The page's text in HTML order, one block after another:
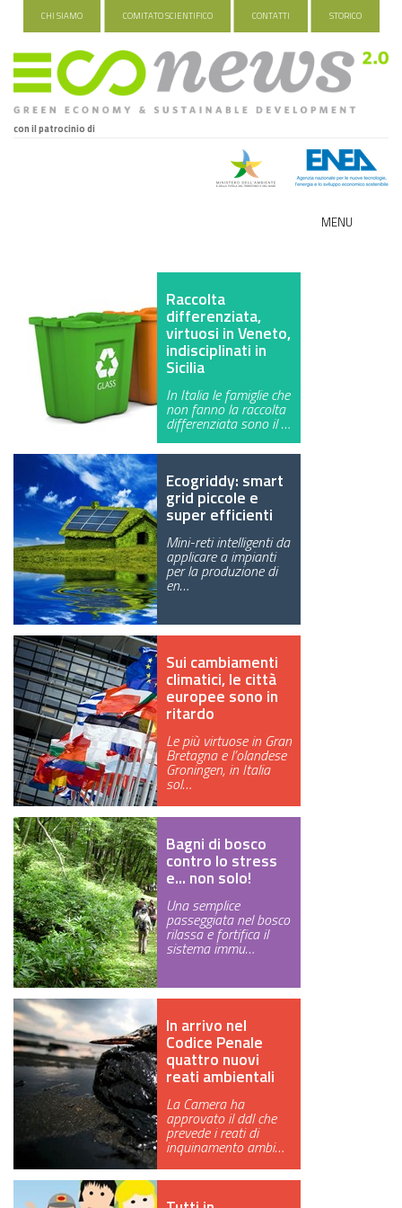
CHI SIAMO COMITATO SCIENTIFICO CONTATTI STORICO
con il patrocinio di
MENU
FOOD&TRAVEL
HEALTH&WELLNESS
GREEN TECH
GLOCAL
ECO-EVENTI
ECOINCENTRIAMOCI
Raccolta
differenziata,
virtuosi in Veneto,
indisciplinati in
Sicilia
In Italia le famiglie che
non fanno la raccolta
differenziata sono il …
Ecogriddy: smart
grid piccole e
super efficienti
Mini-reti intelligenti da
applicare a impianti
per la produzione di
en…
Sui cambiamenti
climatici, le città
europee sono in
ritardo
Le più virtuose in Gran
Bretagna e l’olandese
Groningen, in Italia
sol…
Bagni di bosco
contro lo stress
e... non solo!
Una semplice
passeggiata nel bosco
rilassa e fortifica il
sistema immu…
In arrivo nel
Codice Penale
quattro nuovi
reati ambientali
La Camera ha
approvato il ddl che
prevede i reati di
inquinamento ambi…